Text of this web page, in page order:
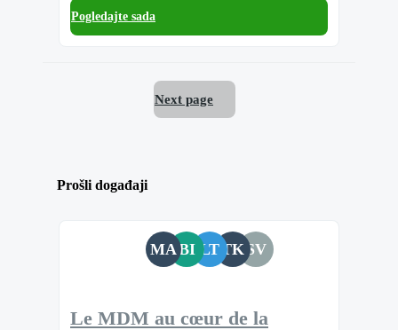
Pogledajte sada
Next page
Prošli događaji
MA BI LT TK SV
Le MDM au cœur de la